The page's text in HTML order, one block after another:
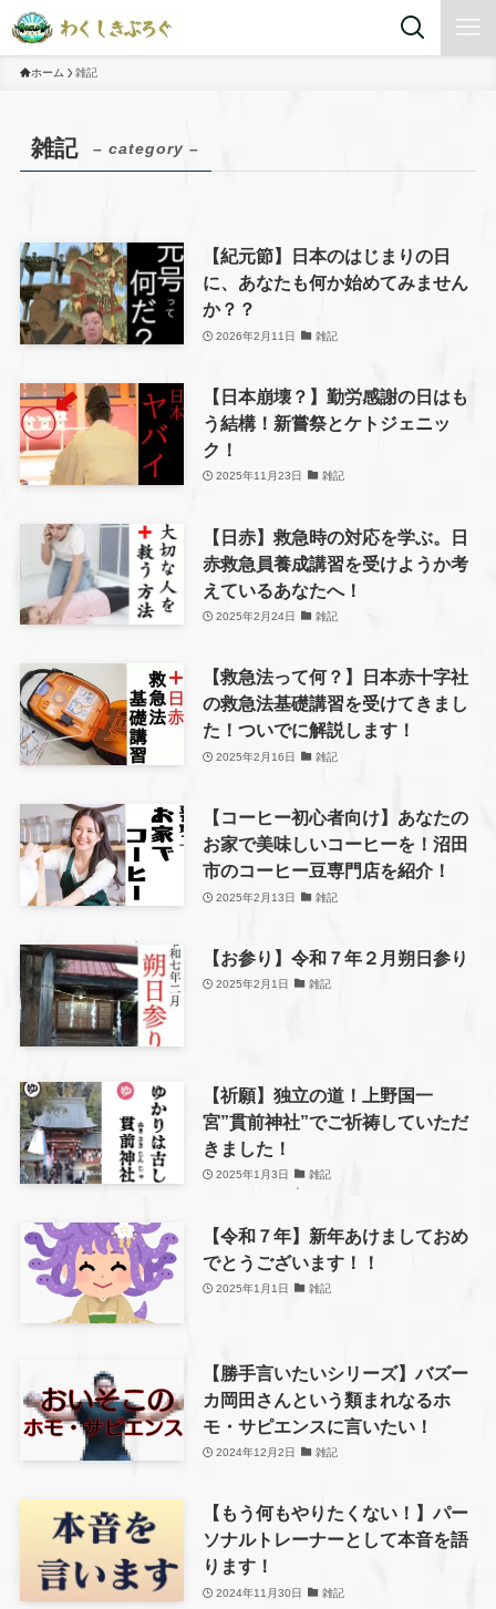
ホーム 雑記
雑記 – category –
【紀元節】日本のはじまりの日
に、あなたも何か始めてみません
か？？
2026年2月11日 雑記
【日本崩壊？】勤労感謝の日はも
う結構！新嘗祭とケトジェニッ
ク！
2025年11月23日 雑記
【日赤】救急時の対応を学ぶ。日
赤救急員養成講習を受けようか考
えているあなたへ！
2025年2月24日 雑記
【救急法って何？】日本赤十字社
の救急法基礎講習を受けてきまし
た！ついでに解説します！
2025年2月16日 雑記
【コーヒー初心者向け】あなたの
お家で美味しいコーヒーを！沼田
市のコーヒー豆専門店を紹介！
2025年2月13日 雑記
【お参り】令和７年２月朔日参り
2025年2月1日 雑記
【祈願】独立の道！上野国一
宮”貫前神社”でご祈祷していただ
きました！
2025年1月3日 雑記
【令和７年】新年あけましておめ
でとうございます！！
2025年1月1日 雑記
【勝手言いたいシリーズ】バズー
カ岡田さんという類まれなるホ
モ・サピエンスに言いたい！
2024年12月2日 雑記
【もう何もやりたくない！】パー
ソナルトレーナーとして本音を語
ります！
2024年11月30日 雑記